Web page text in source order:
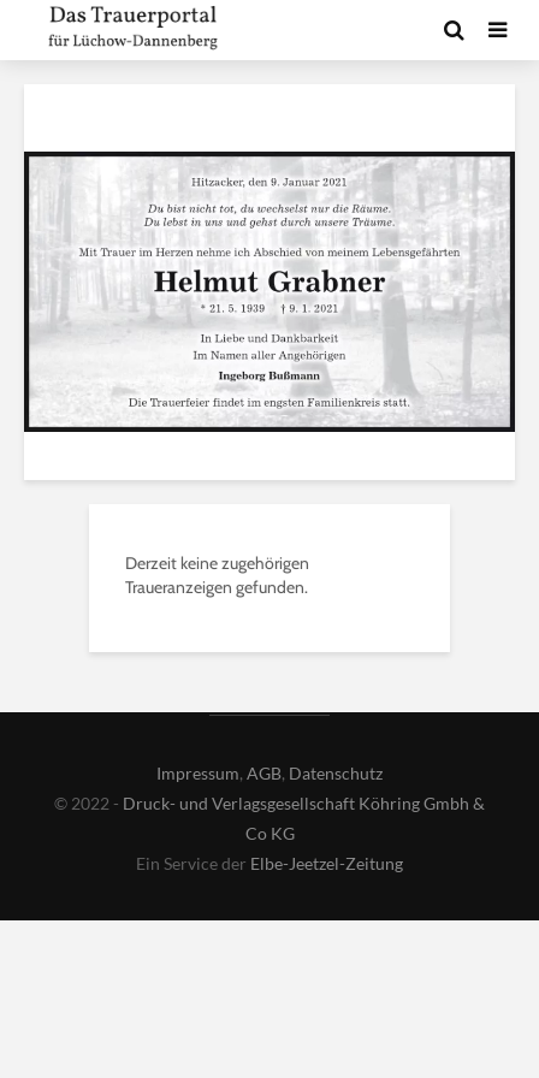
Derzeit keine zugehörigen
Traueranzeigen gefunden.
Impressum, AGB, Datenschutz
© 2022 - Druck- und Verlagsgesellschaft Köhring Gmbh &
Co KG
Ein Service der Elbe-Jeetzel-Zeitung